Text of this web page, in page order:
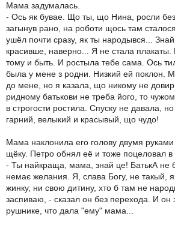
Мама задумалась.
- Ось як бувае. Що ты, що Нина, росли
загынув рано, на роботи щось там
ушёл почти сразу, як ты народывся...
красивше, наверно... Я не стала плакаты.
тому и быть. И ростыла тебе сама. Ось
была у мене з родни. Низкий ей поклон.
до мене, но я казала, що никому не
ридному батькови не треба його, то
в строгости ростила. Спуску не давала,
гарний, велыкий и красывый, що чудо!
Мама наклонила его голову двумя
щёку. Петро обнял её и тоже поцеловал в
- Ты найкраща, мама, знай це! БатькА не
немає желания. Я, слава Богу, не такый,
жинку, ни свою дитину, хто б там не
заспиваю, - сказал он без перехода. И он
рушнике, что дала "ему" мама...